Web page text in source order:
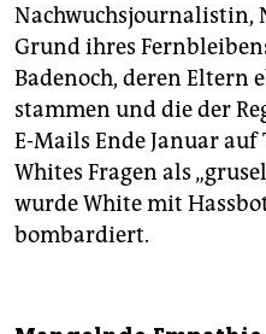
Nachwuchsjournalistin,
Grund ihres
Badenoch, deren Eltern
stammen und die der
E-Mails Ende Januar
Whites Fragen als
wurde White mit
bombardiert.